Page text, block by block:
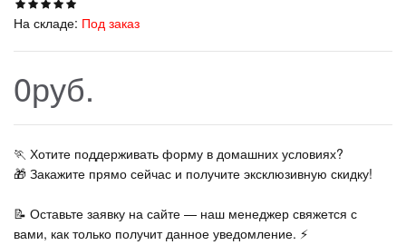
На складе: Под заказ
0руб.
🏃‍ Хотите поддерживать форму в домашних условиях?
🎁 Закажите прямо сейчас и получите эксклюзивную скидку!
📝 Оставьте заявку на сайте — наш менеджер свяжется с
вами, как только получит данное уведомление. ⚡